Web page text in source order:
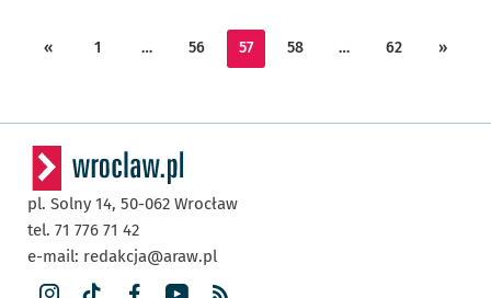
« 1 … 56 57 58 … 62 »
pl. Solny 14, 50-062 Wrocław
tel. 71 776 71 42
e-mail: redakcja@araw.pl